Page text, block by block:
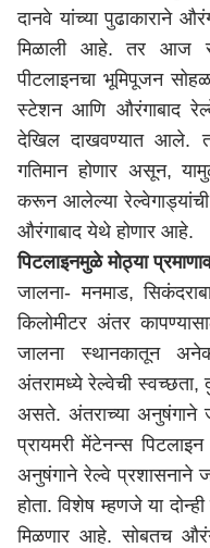
दानवे यांच्या पुढाकाराने
मिळाली आहे. तर आज
पीटलाइनचा भूमिपूजन
स्टेशन आणि औरंगाबाद
देखिल दाखवण्यात आले.
गतिमान होणार असून,
करून आलेल्या
औरंगाबाद येथे होणार आहे.
पिटलाइनमुळे मोठ्या
जालना- मनमाड,
किलोमीटर अंतर
जालना स्थानकातून
अंतरामध्ये रेल्वेची स्वच्छता,
असते. अंतराच्या अनुषंगाने
प्रायमरी मेंटेनन्स
अनुषंगाने रेल्वे प्रशासनाने
होता. विशेष म्हणजे या
मिळणार आहे. सोबतच